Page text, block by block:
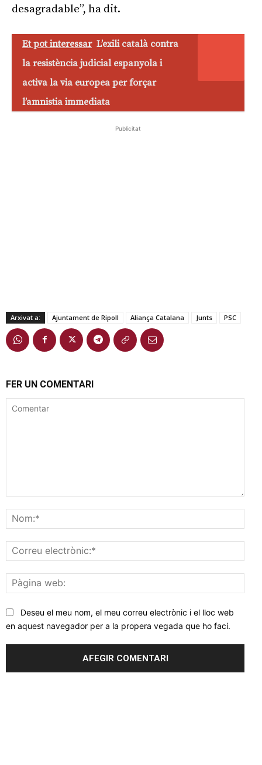
desagradable”, ha dit.
Et pot interessar L’exili català contra
la resistència judicial espanyola i
activa la via europea per forçar
l’amnistia immediata
Publicitat
Arxivat a: Ajuntament de Ripoll Aliança Catalana Junts PSC
FER UN COMENTARI
web:
Deseu el meu nom, el meu correu electrònic i el lloc web
en aquest navegador per a la propera vegada que ho faci.